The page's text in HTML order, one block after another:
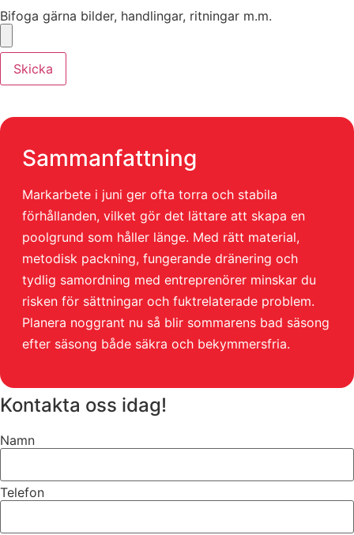
Bifoga gärna bilder, handlingar, ritningar m.m.
Skicka
Sammanfattning
Markarbete i juni ger ofta torra och stabila
förhållanden, vilket gör det lättare att skapa en
poolgrund som håller länge. Med rätt material,
metodisk packning, fungerande dränering och
tydlig samordning med entreprenörer minskar du
risken för sättningar och fuktrelaterade problem.
Planera noggrant nu så blir sommarens bad säsong
efter säsong både säkra och bekymmersfria.
Kontakta oss idag!
Namn
Telefon